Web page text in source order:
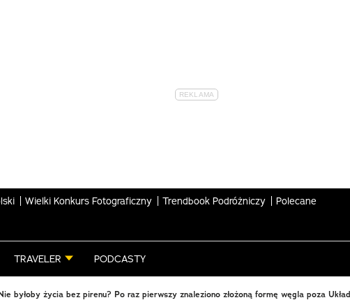
Wielki Konkurs Fotograficzny Trendbook Podróżniczy Polecane
TRAVELER PODCASTY
byłoby życia bez pirenu? Po raz pierwszy znaleziono złożoną formę węgla poza